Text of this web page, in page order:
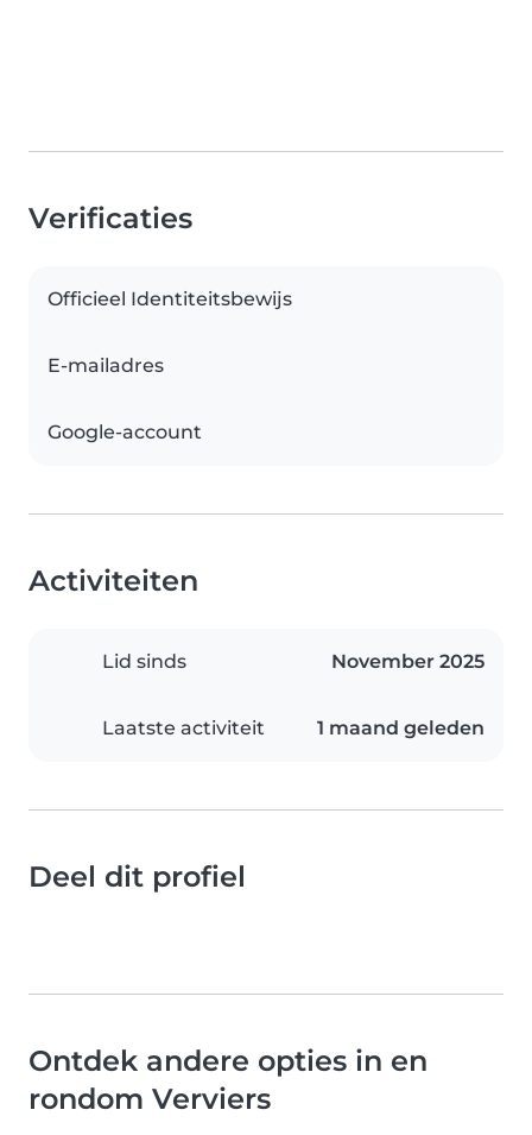
Verificaties
Officieel Identiteitsbewijs
E-mailadres
Google-account
Activiteiten
Lid sinds November 2025
Laatste activiteit 1 maand geleden
Deel dit profiel
Ontdek andere opties in en
rondom Verviers